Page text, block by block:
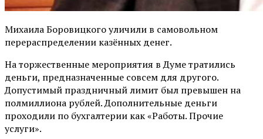
Михаила Боровицкого уличили в самовольном
перераспределении казённых денег.
На торжественные мероприятия в Думе тратились
деньги, предназначенные совсем для другого.
Допустимый праздничный лимит был превышен на
полмиллиона рублей. Дополнительные деньги
проходили по бухгалтерии как «Работы. Прочие
услуги».